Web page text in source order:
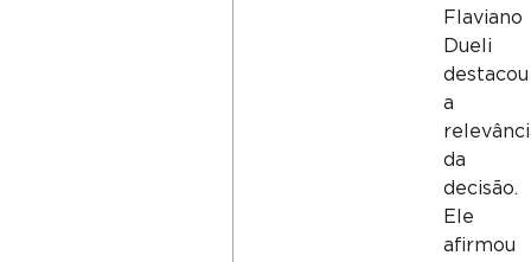
Flaviano
Dueli
destacou
a
da
decisão.
Ele
afirmou